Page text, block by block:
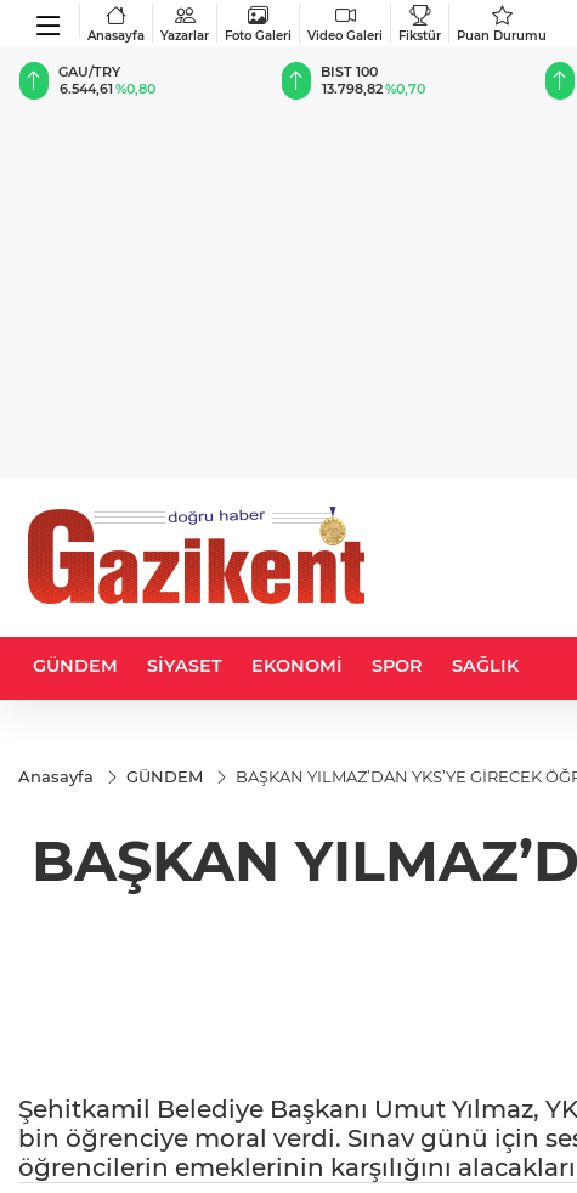
Anasayfa Yazarlar Foto Galeri Video Galeri Fikstür Puan Durumu
BIST 100
13.798,82%0,70
USD
47,6920%0,16
GÜNDEM SİYASET EKONOMİ SPOR SAĞLIK
Anasayfa GÜNDEM BAŞKAN YILMAZ’DAN YKS’YE GİRECEK
BAŞKAN
Şehitkamil Belediye Başkanı Umut Yılmaz,
bin öğrenciye moral verdi. Sınav günü için
öğrencilerin emeklerinin karşılığını